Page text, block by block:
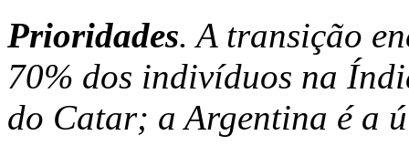
Prioridades. A transição
70% dos indivíduos na
do Catar; a Argentina é a